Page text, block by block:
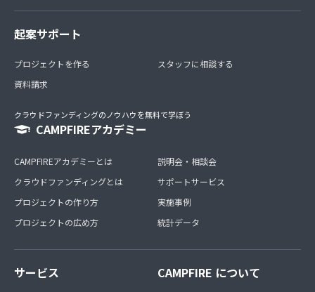
起案サポート
プロジェクトを作る
資料請求
スタッフに相談する
クラウドファンディングのノウハウを無料で学ぼう
CAMPFIREアカデミー
CAMPFIREアカデミーとは
クラウドファンディングとは
プロジェクトの作り方
プロジェクトの広め方
説明会・相談会
サポートサービス
実施事例
統計データ
サービス CAMPFIRE について